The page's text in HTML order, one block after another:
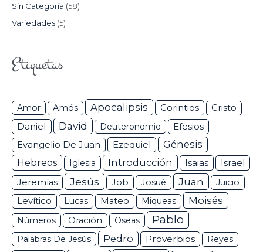
Sin Categoría (58)
Variedades (5)
Etiquetas
Amor Amós Apocalipsis Corintios Cristo
Daniel David Deuteronomio Efesios
Evangelio De Juan Ezequiel
Génesis
Hebreos
Iglesia Introducción Isaias Israel
Jeremías Jesús Job Josué Juan
Juicio
Levítico
Lucas Mateo Miqueas Moisés
Números Oración Oseas Pablo
Palabras De Jesús Pedro Proverbios Reyes